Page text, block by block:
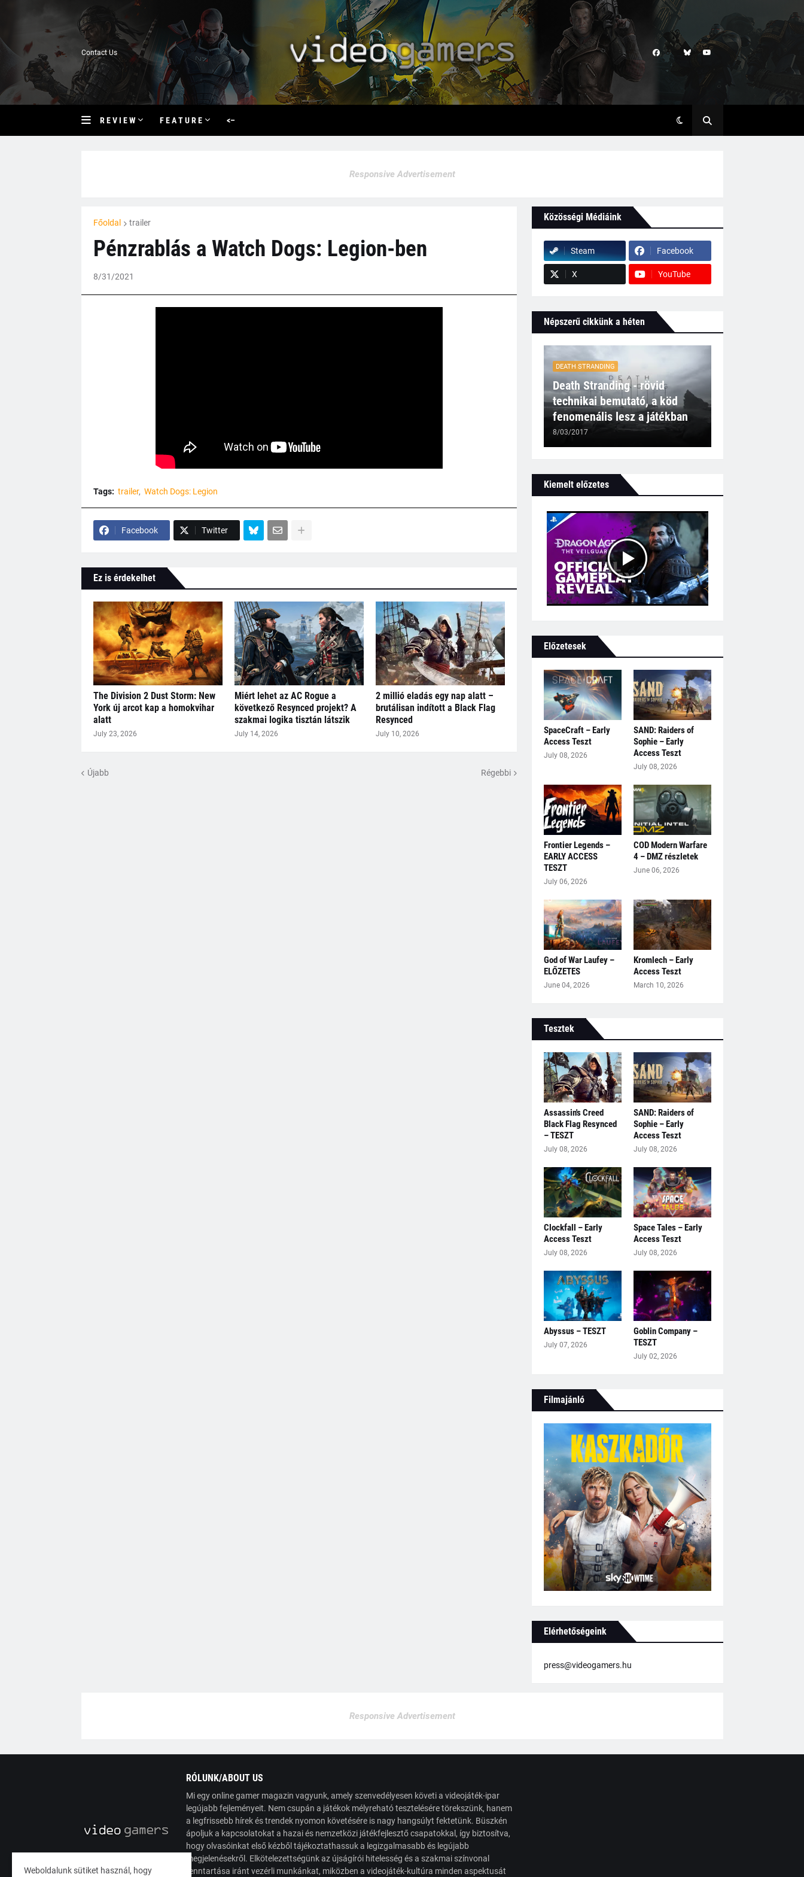
Contact Us
R E V I E W F E A T U R E <–
Responsive Advertisement
Főoldal trailer
Pénzrablás a Watch Dogs: Legion-ben
8/31/2021
Tags: trailer Watch Dogs: Legion
Facebook Twitter
Ez is érdekelhet
The Division 2 Dust Storm: New
York új arcot kap a homokvihar
alatt
July 23, 2026
Miért lehet az AC Rogue a
következő Resynced projekt? A
szakmai logika tisztán látszik
July 14, 2026
2 millió eladás egy nap alatt –
brutálisan indított a Black Flag
Resynced
July 10, 2026
Újabb Régebbi
Közösségi Médiáink
Steam Facebook
X YouTube
Népszerű cikkünk a héten
DEATH STRANDING
Death Stranding - rövid
technikai bemutató, a köd
fenomenális lesz a játékban
8/03/2017
Kiemelt előzetes
Előzetesek
SpaceCraft – Early
Access Teszt
July 08, 2026
SAND: Raiders of
Sophie – Early
Access Teszt
July 08, 2026
Frontier Legends –
EARLY ACCESS
TESZT
July 06, 2026
COD Modern Warfare
4 – DMZ részletek
June 06, 2026
God of War Laufey –
ELŐZETES
June 04, 2026
Kromlech – Early
Access Teszt
March 10, 2026
Tesztek
Assassin's Creed
Black Flag Resynced
– TESZT
July 08, 2026
SAND: Raiders of
Sophie – Early
Access Teszt
July 08, 2026
Clockfall – Early
Access Teszt
July 08, 2026
Space Tales – Early
Access Teszt
July 08, 2026
Abyssus – TESZT
July 07, 2026
Goblin Company –
TESZT
July 02, 2026
Filmajánló
Elérhetőségeink
press@videogamers.hu
Responsive Advertisement
RÓLUNK/ABOUT US
Mi egy online gamer magazin vagyunk, amely szenvedélyesen követi a videojáték-ipar
legújabb fejleményeit. Nem csupán a játékok mélyreható tesztelésére törekszünk, hanem
a legfrissebb hírek és trendek nyomon követésére is nagy hangsúlyt fektetünk. Büszkén
ápoljuk a kapcsolatokat a hazai és nemzetközi játékfejlesztő csapatokkal, így biztosítva,
hogy olvasóinkat első kézből tájékoztathassuk a legizgalmasabb és legújabb
megjelenésekről. Elkötelezettségünk az újságírói hitelesség és a szakmai színvonal
fenntartása iránt vezérli munkánkat, miközben a videojáték-kultúra minden aspektusát
Weboldalunk sütiket használ, hogy